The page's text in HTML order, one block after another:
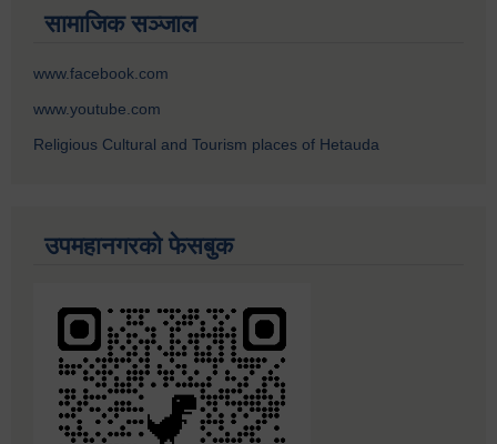
सामाजिक सञ्जाल
www.facebook.com
www.youtube.com
Religious Cultural and Tourism places of Hetauda
उपमहानगरको फेसबुक